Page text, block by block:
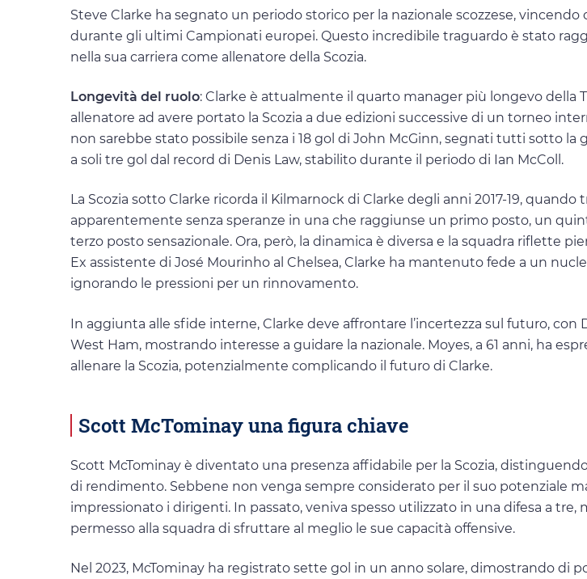
Steve Clarke ha segnato un periodo storico per la nazionale scozzese,
durante gli ultimi Campionati europei. Questo incredibile traguardo è stato
nella sua carriera come allenatore della Scozia.
Longevità del ruolo: Clarke è attualmente il quarto manager più longevo della
allenatore ad avere portato la Scozia a due edizioni successive di un torneo
non sarebbe stato possibile senza i 18 gol di John McGinn, segnati tutti sotto la
a soli tre gol dal record di Denis Law, stabilito durante il periodo di Ian McColl.
La Scozia sotto Clarke ricorda il Kilmarnock di Clarke degli anni 2017-19, quando
apparentemente senza speranze in una che raggiunse un primo posto, un
terzo posto sensazionale. Ora, però, la dinamica è diversa e la squadra riflette
Ex assistente di José Mourinho al Chelsea, Clarke ha mantenuto fede a un
ignorando le pressioni per un rinnovamento.
In aggiunta alle sfide interne, Clarke deve affrontare l’incertezza sul futuro, con
West Ham, mostrando interesse a guidare la nazionale. Moyes, a 61 anni, ha
allenare la Scozia, potenzialmente complicando il futuro di Clarke.
Scott McTominay una figura chiave
Scott McTominay è diventato una presenza affidabile per la Scozia,
di rendimento. Sebbene non venga sempre considerato per il suo potenziale
impressionato i dirigenti. In passato, veniva spesso utilizzato in una difesa a tre,
permesso alla squadra di sfruttare al meglio le sue capacità offensive.
Nel 2023, McTominay ha registrato sette gol in un anno solare, dimostrando di